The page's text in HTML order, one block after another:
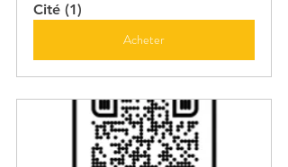
Cité (1)
Acheter